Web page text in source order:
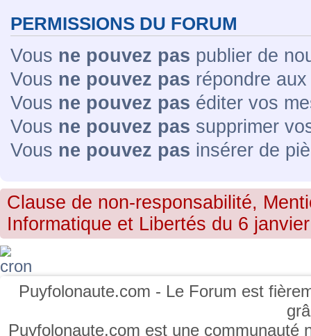
PERMISSIONS DU FORUM
Vous ne pouvez pas publier de
Vous ne pouvez pas répondre
Vous ne pouvez pas éditer vos
Vous ne pouvez pas supprimer
Vous ne pouvez pas insérer de
Clause de non-responsabilité,
Informatique et Libertés du 6
Puyfolonaute.com - Le Forum est
Puyfolonaute.com est une communauté